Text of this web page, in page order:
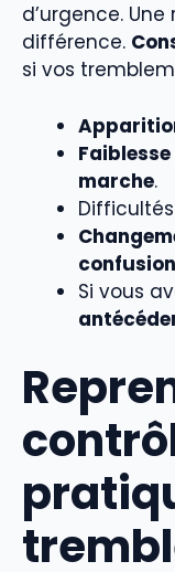
d’urgence.
différence.
si vos
marche.
confusion
Si vous